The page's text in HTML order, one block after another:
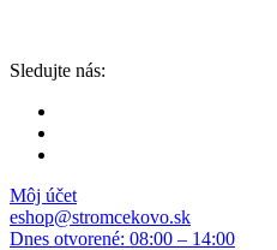
Sledujte nás:
Môj účet
eshop@stromcekovo.sk
Dnes otvorené: 08:00 – 14:00